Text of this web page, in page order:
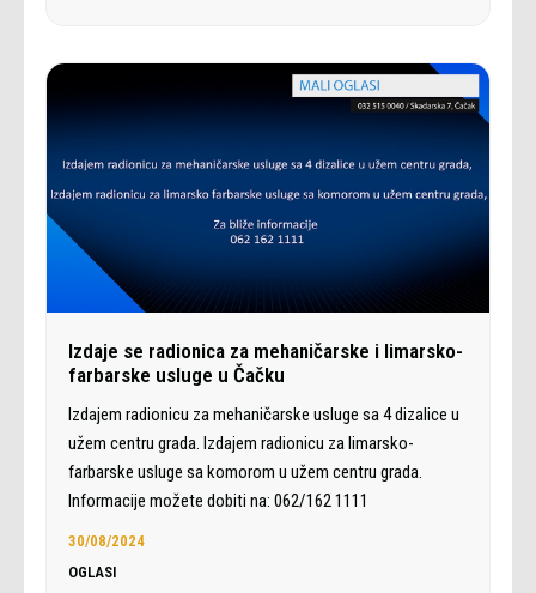
Izdaje se radionica za mehaničarske i limarsko-
farbarske usluge u Čačku
Izdajem radionicu za mehaničarske usluge sa 4 dizalice u
užem centru grada. Izdajem radionicu za limarsko-
farbarske usluge sa komorom u užem centru grada.
Informacije možete dobiti na: 062/162 1111
30/08/2024
OGLASI